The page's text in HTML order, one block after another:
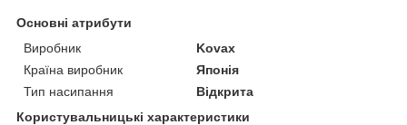
Основні атрибути
Виробник
Kovax
Країна виробник
Японія
Тип насипання
Відкрита
Користувальницькі характеристики